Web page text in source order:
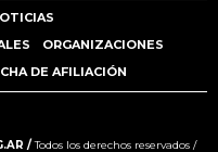
ORGANIZACIONES
DE AFILIACIÓN
/Todos los derechos reservados /